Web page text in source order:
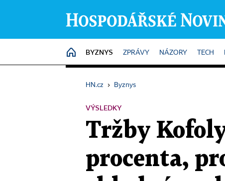
HOME
BYZNYS ZPRÁVY NÁZORY TECH
HN.cz › Byznys
VÝSLEDKY
Tržby
procenta,